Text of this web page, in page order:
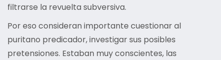
filtrarse la revuelta subversiva.
Por eso consideran importante cuestionar al
puritano predicador, investigar sus posibles
pretensiones. Estaban muy conscientes, las